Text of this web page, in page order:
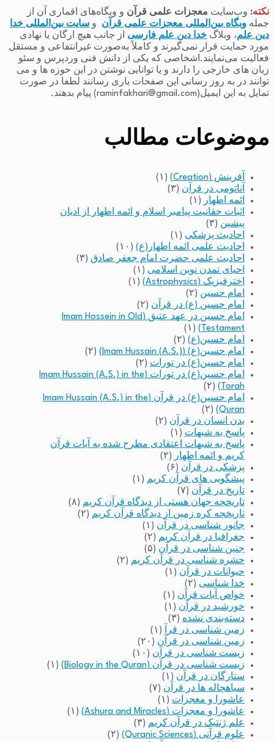
نکته: وب‌سایت معجزات علمی قرآن و وبگاه‌های اقماری آن از
جمله وبگاه بین‌المللی معجزات علمی قرآن و سایت بین‌المللی خدا
دین علم، وبلاگ خدا دین علم فارسی از جانب هیچ ارگان یا نهادی
مورد حمایت قرار نمی‌گیرند و کاملاً به‌صورت غیرانتفاعی و مستقل
فعالیت می‌نمایند.اشخاصی که یکی از دانش فنی وردپرس و سئو
زبان های خارجی را دارند و یا توانایی نوشتن در این حوزه ها و می
توانند در به روز رسانی این صفحات یاری رسانند لطفا در صورت
تمایل به این ایمیل(raminfakhari@gmail.com) پیام بدهند.
موضوعات مطالب
آفرینش (Creation)
(۱)
آناتومی در قرآن (۳)
ائمه اطهار
(۱)
اثبات حقانیت پیامبر اسلام و ائمه اطهار از ادیان
پیشین (۳)
احادیث پزشکی (۱)
احادیث علمی ائمه اطهار(ع) (۱۰)
احادیث علمی حضرت امام جعفر صادق (۳)
احیای تمدن نوین اسلامی (۱)
اخترفیزیک (Astrophysics)
(۱)
امام حسین (۲)
امام حسین (ع) در قرآن (۲)
امام حسین در عهد عتیق (Imam Hossein in Old
Testament)
(۱)
امام حسین(ع) (۲)
امام حسین(ع) (Imam Hussain (A.S.))
(۲)
امام حسین(ع) در تورات (۲)
امام حسین(ع) در تورات (Imam Hussain (A.S.) in the
Torah)
(۲)
امام حسین(ع) در قرآن (Imam Hussain (A.S.) in the
Quran)
(۲)
بدن انسان در قرآن (۲)
پاسخ به شبهات (۱)
پاسخ به شبهات اعتقادی مطرح شده به آیات قرآن
کریم و ائمه اطهار
(۲)
پزشکی در قرآن (۶)
پیشگویی های قرآن کریم (۱)
تاریخ در قرآن (۷)
تاریخچه جهان هستی از دیدگاه قرآن کریم (۸)
تاریخچه کره زمین از دیدگاه قرآن کریم (۲)
جانور شناسی در قرآن (۱)
جغرافیا در قرآن کریم (۲)
جنین شناسی در قرآن (۵)
حشره شناسی در قرآن کریم (۲)
حیوانات در قرآن (۱)
خدا شناسی (۲)
خواص آیات قرآن (۱)
خورشید در قرآن (۱)
دسته‌بندی نشده (۳)
زمین شناسی در قرآ
(۱)
زمین شناسی در قرآن (۲۰)
زیست شناسی در قرآن (۱۰)
زیست شناسی در قرآن (Biology in the Quran)
(۱)
ستارگان در قرآن (۱)
سیاهچاله ها در قرآن (۷)
عاشورا و معجزات (۱)
عاشورا و معجزات (Ashura and Miracles)
(۱)
علم ژنتیک در قرآن کریم (۳)
علوم قرآنی (Quranic Sciences)
(۲)